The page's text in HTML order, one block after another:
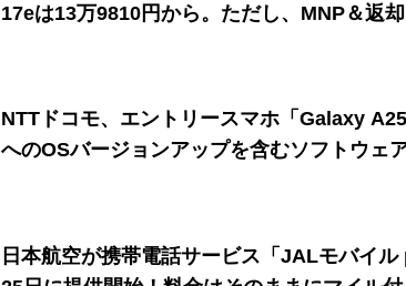
17eは13万9810円から。ただし、MNP＆返
NTTドコモ、エントリースマホ「Galaxy
へのOSバージョンアップを含むソフトウェ
日本航空が携帯電話サービス「JALモバイ